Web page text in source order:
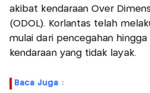
akibat kendaraan Over
(ODOL). Korlantas telah
mulai dari pencegahan
kendaraan yang tidak layak.
Baca Juga :